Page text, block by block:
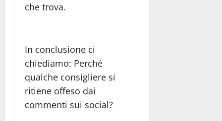
che trova.
In conclusione ci
chiediamo: Perché
qualche consigliere si
ritiene offeso dai
commenti sui social?